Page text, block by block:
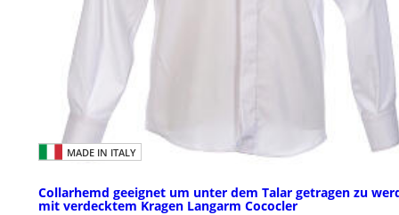
MADE IN ITALY
Collarhemd geeignet um unter dem Talar getragen zu
mit verdecktem Kragen Langarm Cococler